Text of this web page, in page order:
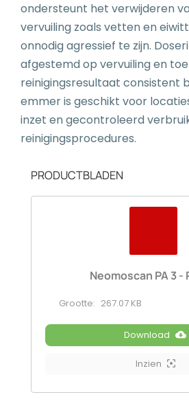
ondersteunt het verwijderen
vervuiling zoals vetten en
onnodig agressief te zijn.
afgestemd op vervuiling en
reinigingsresultaat consistent
emmer is geschikt voor
inzet en gecontroleerd
reinigingsprocedures.
PRODUCTBLADEN
Neomoscan PA 3 -
Grootte: 267.07 KB
Download
Inzien